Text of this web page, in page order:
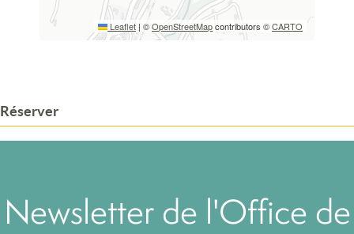
Leaflet | ©OpenStreetMapcontributors ©CARTO
Réserver
Newsletter de l'Office de